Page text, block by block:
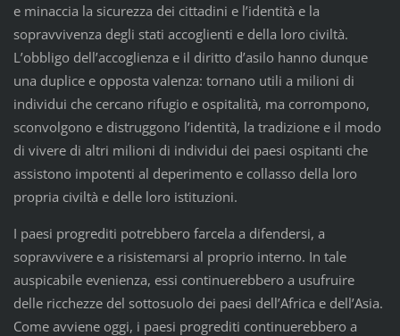
e minaccia la sicurezza dei cittadini e l’identità e la
sopravvivenza degli stati accoglienti e della loro civiltà.
L’obbligo dell’accoglienza e il diritto d’asilo hanno dunque
una duplice e opposta valenza: tornano utili a milioni di
individui che cercano rifugio e ospitalità, ma corrompono,
sconvolgono e distruggono l’identità, la tradizione e il modo
di vivere di altri milioni di individui dei paesi ospitanti che
assistono impotenti al deperimento e collasso della loro
propria civiltà e delle loro istituzioni.
I paesi progrediti potrebbero farcela a difendersi, a
sopravvivere e a risistemarsi al proprio interno. In tale
auspicabile evenienza, essi continuerebbero a usufruire
delle ricchezze del sottosuolo dei paesi dell’Africa e dell’Asia.
Come avviene oggi, i paesi progrediti continuerebbero a